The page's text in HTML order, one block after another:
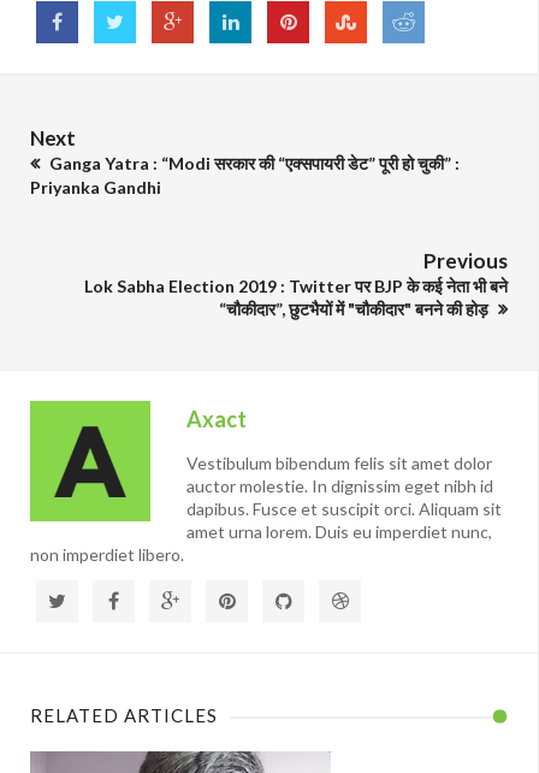
Next
Ganga Yatra : “Modi सरकार की “एक्सपायरी डेट” पूरी हो चुकी” :
Priyanka Gandhi
Previous
Lok Sabha Election 2019 : Twitter पर BJP के कई नेता भी बने
“चौकीदार”, छुटभैयों में "चौकीदार" बनने की होड़
Axact
Vestibulum bibendum felis sit amet dolor
auctor molestie. In dignissim eget nibh id
dapibus. Fusce et suscipit orci. Aliquam sit
amet urna lorem. Duis eu imperdiet nunc,
non imperdiet libero.
RELATED ARTICLES